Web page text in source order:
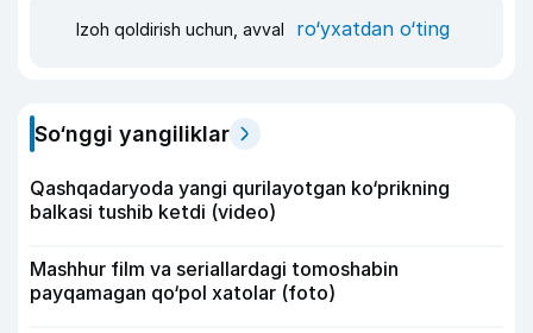
Izoh qoldirish uchun, avval ro‘yxatdan o‘ting
So‘nggi yangiliklar
Qashqadaryoda yangi qurilayotgan ko‘prikning
balkasi tushib ketdi (video)
Mashhur film va seriallardagi tomoshabin
payqamagan qo‘pol xatolar (foto)